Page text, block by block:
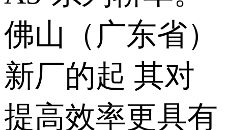
佛山（广东省）
新厂的起 其对
提高效率更具有